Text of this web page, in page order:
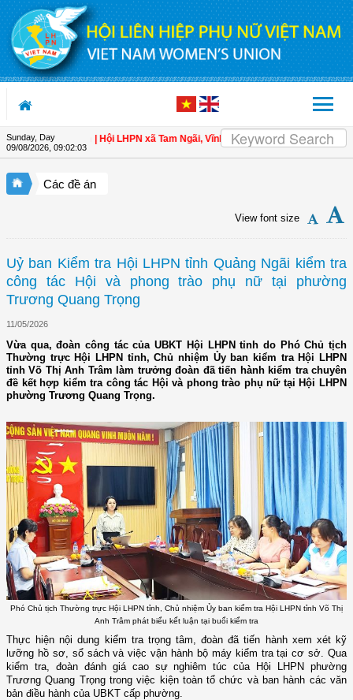
Skip to Content
Sunday, Day
09/08/2026, 09:02:04
cho hội viên | Hội LHPN xã Tam Ngãi, Vĩnh Long sơ kết công tác Hội và
Các đề án
View font size
Uỷ ban Kiểm tra Hội LHPN tỉnh Quảng Ngãi kiểm tra
công tác Hội và phong trào phụ nữ tại phường
Trương Quang Trọng
11/05/2026
Vừa qua, đoàn công tác của UBKT Hội LHPN tỉnh do Phó Chủ tịch
Thường trực Hội LHPN tỉnh, Chủ nhiệm Ủy ban kiểm tra Hội LHPN
tỉnh Võ Thị Anh Trâm làm trưởng đoàn đã tiến hành kiểm tra chuyên
đề kết hợp kiểm tra công tác Hội và phong trào phụ nữ tại Hội LHPN
phường Trương Quang Trọng.
Phó Chủ tịch Thường trực Hội LHPN tỉnh, Chủ nhiệm Ủy ban kiểm tra Hội LHPN tỉnh Võ Thị
Anh Trâm phát biểu kết luận tại buổi kiểm tra
Thực hiện nội dung kiểm tra trọng tâm, đoàn đã tiến hành xem xét kỹ
lưỡng hồ sơ, sổ sách và việc vận hành bộ máy kiểm tra tại cơ sở. Qua
kiểm tra, đoàn đánh giá cao sự nghiêm túc của Hội LHPN phường
Trương Quang Trọng trong việc kiện toàn tổ chức và ban hành các văn
bản điều hành của UBKT cấp phường.